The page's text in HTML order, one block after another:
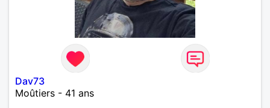
Dav73
Moûtiers - 41 ans